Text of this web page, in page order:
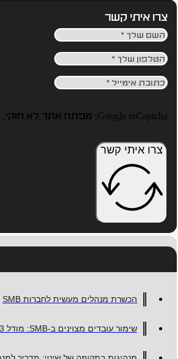
צרו איתי קשר
Google reCaptcha: מפתח אתר לא חוקי.
צרו איתי קשר
הכשרת מנהלים מעשית לחברות SMB
שימור עובדים מצוינים ב-SMB: מודל 3 ה-'P' למוטיבציה